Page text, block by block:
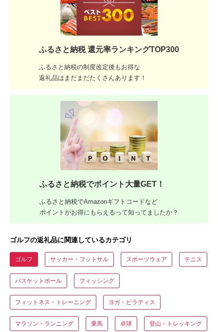
ふるさと納税 還元率ランキングTOP300
ふるさと納税の制度改定後もお得な
返礼品はまだまだたくさんあります！
ふるさと納税でポイント大量GET！
ふるさと納税でAmazonギフトコードなど
ポイントがお得にもらえるって知ってましたか？
ゴルフの返礼品に関連しているカテゴリ
ゴルフ サッカー・フットサル スポーツウェア テニス
バスケットボール フィッシング
フィットネス・トレーニング ヨガ・ピラティス
マラソン・ランニング 乗馬 卓球 登山・トレッキング